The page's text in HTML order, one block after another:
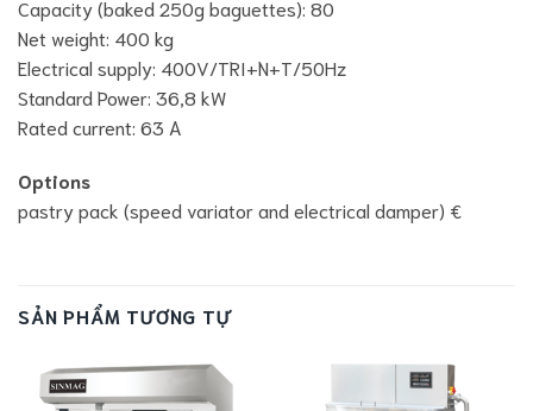
Capacity (baked 250g baguettes): 80
Net weight: 400 kg
Electrical supply: 400V/TRI+N+T/50Hz
Standard Power: 36,8 kW
Rated current: 63 A
Options
pastry pack (speed variator and electrical damper) €
SẢN PHẨM TƯƠNG TỰ